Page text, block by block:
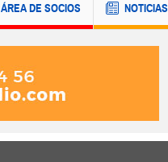
ÁREA DE SOCIOS NOTICIAS